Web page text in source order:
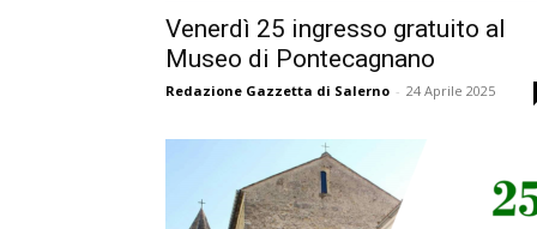
Venerdì 25 ingresso gratuito al
Museo di Pontecagnano
Redazione Gazzetta di Salerno - 24 Aprile 2025